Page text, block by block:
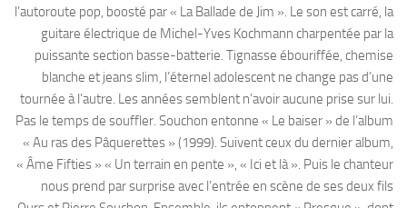
l’autoroute pop, boosté par « La Ballade de Jim ». Le son est carré, la
guitare électrique de Michel-Yves Kochmann charpentée par la
puissante section basse-batterie. Tignasse ébouriffée, chemise
blanche et jeans slim, l’éternel adolescent ne change pas d’une
tournée à l’autre. Les années semblent n’avoir aucune prise sur lui.
Pas le temps de souffler. Souchon entonne « Le baiser » de l’album
« Au ras des Pâquerettes » (1999). Suivent ceux du dernier album,
« Âme Fifties » « Un terrain en pente », « Ici et là ». Puis le chanteur
nous prend par surprise avec l’entrée en scène de ses deux fils